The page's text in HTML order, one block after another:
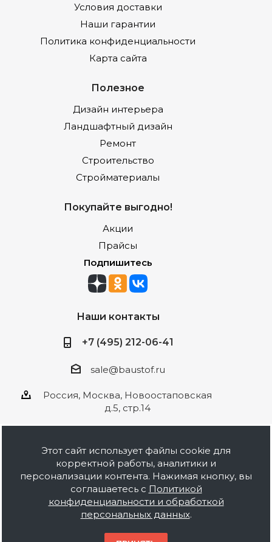
Условия доставки
Наши гарантии
Политика конфиденциальности
Карта сайта
Полезное
Дизайн интерьера
Ландшафтный дизайн
Ремонт
Строительство
Стройматериалы
Покупайте выгодно!
Акции
Прайсы
Подпишитесь
Наши контакты
+7 (495) 212-06-41
sale@baustof.ru
Россия, Москва, Новоостаповская
д.5, стр.14
2026 © ООО Баустов. Собственное
производство лакокрасочной продукции,
оптовая и розничная продажа строительных
материалов, комплектация объектов под ключ.
Информация на сайте носит ознакомительный
характер и не является публичной офертой.
Этот сайт использует файлы cookie для
корректной работы, аналитики и
персонализации контента. Нажимая кнопку, вы
соглашаетесь с Политикой
конфиденциальности и обработкой
персональных данных.